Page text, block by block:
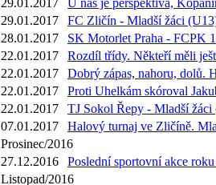
29.01.2017
U nás je perspektiva,
29.01.2017
FC Zličín - Mladší žáci
28.01.2017
SK Motorlet Praha - FCPK
22.01.2017
Rozdíl třídy. Někteří měli
22.01.2017
Dobrý zápas, nahoru, dolů.
22.01.2017
Proti Uhelkám skóroval
22.01.2017
TJ Sokol Řepy - Mladší
07.01.2017
Halový turnaj ve Zličíně.
Prosinec/2016
27.12.2016
Poslední sportovní akce
Listopad/2016